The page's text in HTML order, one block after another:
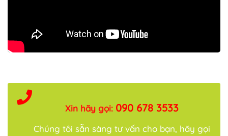
Xin hãy gọi: 090 678 3533
Chúng tôi sẵn sàng tư vấn cho bạn, hãy gọi